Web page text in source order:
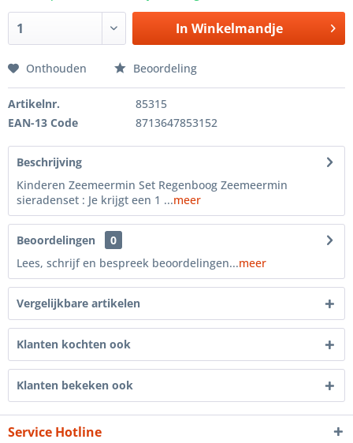
In Winkelmandje
Onthouden Beoordeling
Artikelnr.
85315
EAN-13 Code
8713647853152
Beschrijving
Kinderen Zeemeermin Set Regenboog Zeemeermin
sieradenset : Je krijgt een 1 ...meer
Beoordelingen
0
Lees, schrijf en bespreek beoordelingen...meer
Vergelijkbare artikelen
Klanten kochten ook
Klanten bekeken ook
Service Hotline